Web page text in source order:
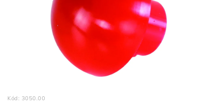
Kód: 3050.00